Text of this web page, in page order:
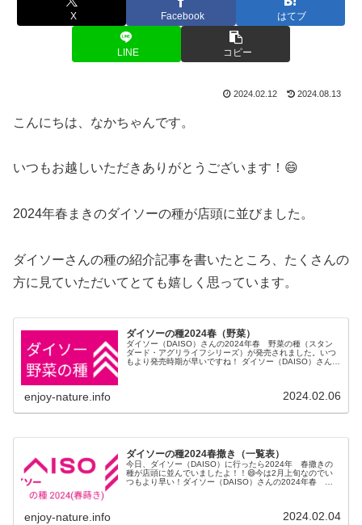
X Facebook はてブ
LINE コピー
2024.02.12 2024.08.13
こんにちは、なかちゃんです。
いつもお越しいただきありがとうございます！😄
2024年春まきのダイソーの種が店頭に並びました。
ダイソーさんの種の紹介記事を書いたところ、たくさんの
方に見ていただいてとても嬉しく思っています。
ダイソーの種2024春（野菜）
ダイソー（DAISO）さんの2024年春 野菜の種（スタン
ダード・アグリライフシリーズ）が発売されました。いつ
もより発売時期が早いですね！ ダイソー（DAISO）さんの
enjoy-nature.info 2024.02.06
ダイソーの種2024春撒き（一覧表）
今日、ダイソー（DAISO）に行ったら2024年 春撒きの
種が店頭に並んでいましたよ！！😄今は2月上旬なのでい
つもより早い！ダイソー（DAISO）さんの2024年春 野
enjoy-nature.info 2024.02.04